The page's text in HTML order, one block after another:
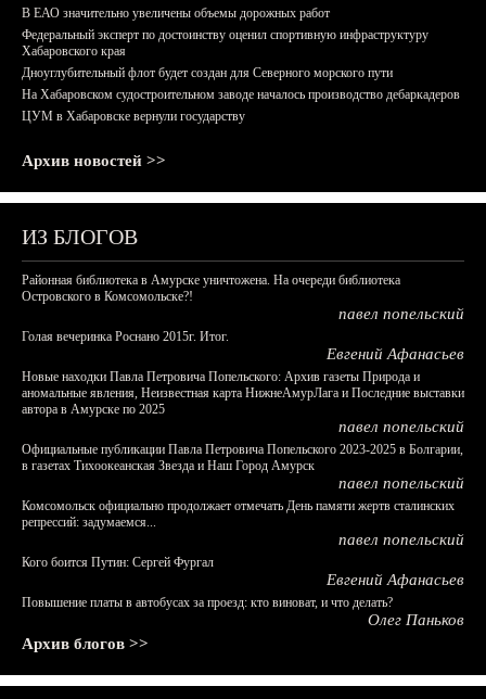
В ЕАО значительно увеличены объемы дорожных работ
Федеральный эксперт по достоинству оценил спортивную инфраструктуру
Хабаровского края
Дноуглубительный флот будет создан для Северного морского пути
На Хабаровском судостроительном заводе началось производство дебаркадеров
ЦУМ в Хабаровске вернули государству
Архив новостей >>
ИЗ БЛОГОВ
Районная библиотека в Амурске уничтожена. На очереди библиотека
Островского в Комсомольске?!
павел попельский
Голая вечеринка Роснано 2015г. Итог.
Евгений Афанасьев
Новые находки Павла Петровича Попельского: Архив газеты Природа и
аномальные явления, Неизвестная карта НижнеАмурЛага и Последние выставки
автора в Амурске по 2025
павел попельский
Официальные публикации Павла Петровича Попельского 2023-2025 в Болгарии,
в газетах Тихоокеанская Звезда и Наш Город Амурск
павел попельский
Комсомольск официально продолжает отмечать День памяти жертв сталинских
репрессий: задумаемся...
павел попельский
Кого боится Путин: Сергей Фургал
Евгений Афанасьев
Повышение платы в автобусах за проезд: кто виноват, и что делать?
Олег Паньков
Архив блогов >>